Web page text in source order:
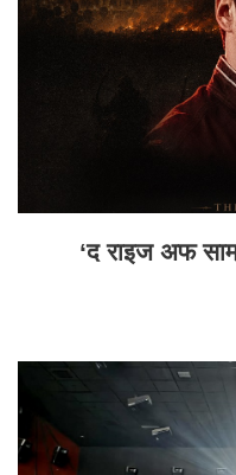
‘द राइज अफ